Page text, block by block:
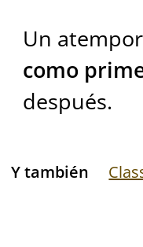
Un
como
después.
Y también